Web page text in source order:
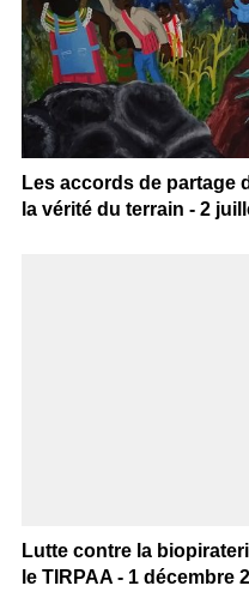
Les accords de partage
la vérité du terrain - 2
Lutte contre la
le TIRPAA - 1 décembre